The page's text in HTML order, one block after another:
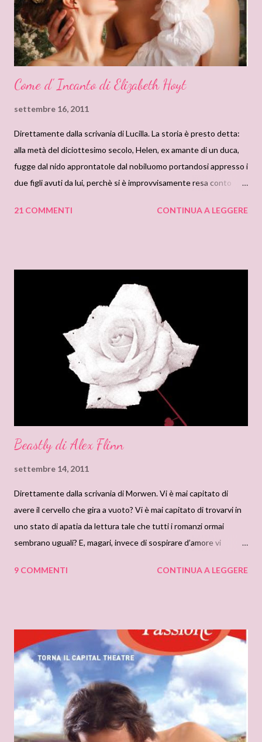
e anche un po' cretina nella sua esagerata ingenuita' oppure
donna di dubbia moralita' ( va bene cosi...
Come d' Incanto di Elizabeth Hoyt
settembre 16, 2011
Direttamente dalla scrivania di Lucilla. La storia è presto detta:
alla metà del diciottesimo secolo, Helen, ex amante di un duca,
fugge dal nido approntatole dal nobiluomo portandosi appresso i
due figli avuti da lui, perchè si è improvvisamente resa conto
conducendo e decide di sparire per sfuggire alla vendetta
forza come governante, insieme ai due figli. Sir Alistair è reduce
dalla guerra con la Francia nelle Colonie americane ed è
gravemente sfregiato e deluso dalla vita. Lei è bella e bisognosa
d'aiuto, lui orbo e di nobili intenti, possono non sbocciare l'amore
e il desiderio? Ovviamente no, tali sentimenti sono giusto dietro
l'angolo del polveroso castello di Alistair. Ed essendo un Passion,
21 COMMENTI CONTINUA A LEGGERE
Beastly di Alex Flinn
settembre 14, 2011
Direttamente dalla scrivania di Morwen. Vi è mai capitato di
avere il cervello che gira a vuoto? Vi è mai capitato di trovarvi in
uno stato di apatia da lettura tale che tutti i romanzi ormai
sembrano uguali? E, magari, invece di sospirare d’amore vi
o presunto tale) ma una badilata in faccia a sta sconsiderata? Ma
ti apprezzano, non lo hanno mai fatto né mai lo faranno … ma sei
ricco, sei bello, ti passan davanti più sottane alzate a te che non
alle lady stesse … e fattela, dico io, una cavolo di risata!”. E’
precisamente a questo punto che in me scatta il campanello che
segnala che è il caso di cambiare, almeno per un po’, genere. In
certi casi ci va proprio un volume che pulisca la mente, che
scrosti via un po’ del torbido...
9 COMMENTI CONTINUA A LEGGERE